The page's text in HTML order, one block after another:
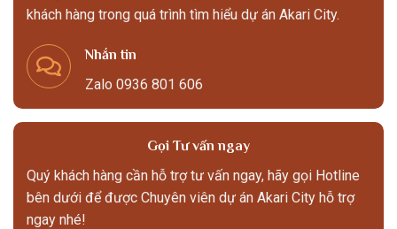
khách hàng trong quá trình tìm hiểu dự án Akari City.
Nhắn tin
Zalo 0936 801 606
Gọi Tư vấn ngay
Quý khách hàng cần hỗ trợ tư vấn ngay, hãy gọi Hotline
bên dưới để được Chuyên viên dự án Akari City hỗ trợ
ngay nhé!